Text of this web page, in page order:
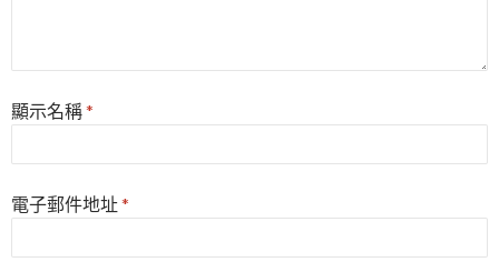
顯示名稱*
電子郵件地址*